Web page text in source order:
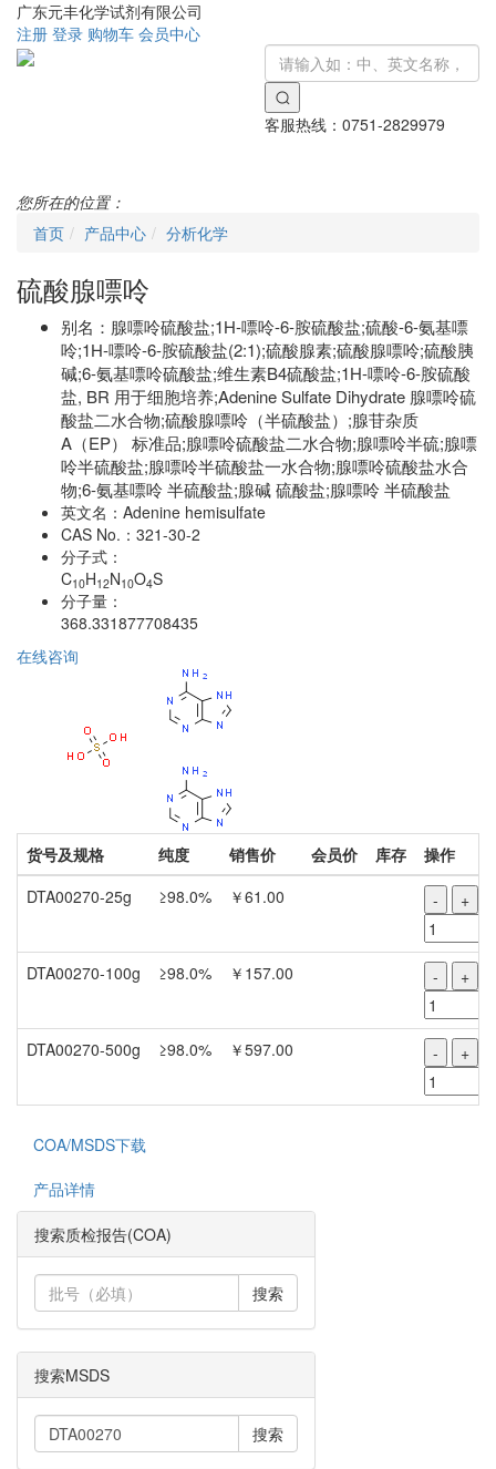
广东元丰化学试剂有限公司
注册 登录 购物车 会员中心
客服热线： 0751-2829979
您所在的位置：
首页
产品中心 分析化学
硫酸腺嘌呤
别名： 腺嘌呤硫酸盐;1H-嘌呤-6-胺硫酸盐;硫酸-6-氨基嘌
呤;1H-嘌呤-6-胺硫酸盐(2:1);硫酸腺素;硫酸腺嘌呤;硫酸胰
碱;6-氨基嘌呤硫酸盐;维生素B4硫酸盐;1H-嘌呤-6-胺硫酸
盐, BR 用于细胞培养;Adenine Sulfate Dihydrate 腺嘌呤硫
酸盐二水合物;硫酸腺嘌呤（半硫酸盐）;腺苷杂质
A（EP） 标准品;腺嘌呤硫酸盐二水合物;腺嘌呤半硫;腺嘌
呤半硫酸盐;腺嘌呤半硫酸盐一水合物;腺嘌呤硫酸盐水合
物;6-氨基嘌呤 半硫酸盐;腺碱 硫酸盐;腺嘌呤 半硫酸盐
英文名： Adenine hemisulfate
CAS No.： 321-30-2
分子式：
C10H12N10O4S
分子量：
368.331877708435
在线咨询
货号及规格 纯度 销售价 会员价 库存
操作
DTA00270-25g
≥98.0% ￥61.00 - +
DTA00270-100g ≥98.0% ￥157.00 - +
DTA00270-500g ≥98.0% ￥597.00 - +
COA/MSDS下载
产品详情
搜索质检报告(COA)
搜索
搜索MSDS
搜索